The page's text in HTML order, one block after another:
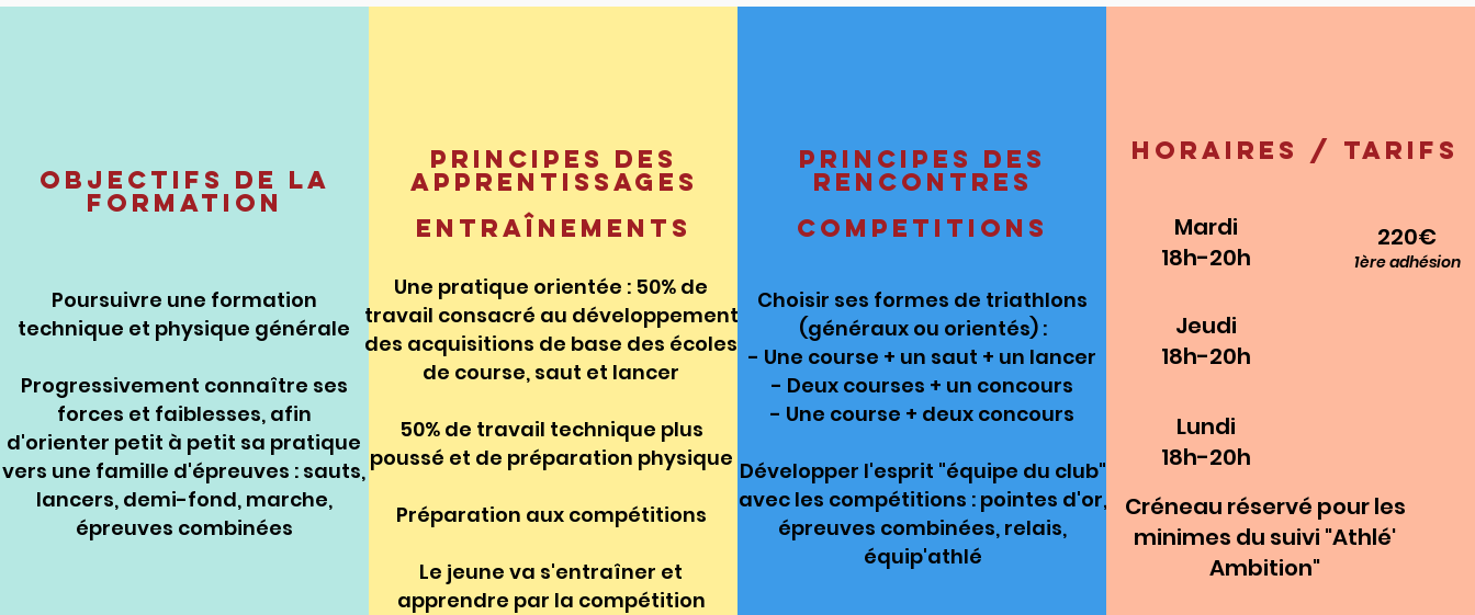
Objectifs de la
formation
Poursuivre une formation
technique et physique générale
Progressivement connaître ses
forces et faiblesses, afin
d'orienter petit à petit sa pratique
vers une famille d'épreuves : sauts,
lancers, demi-fond, marche,
épreuves combinées
principes des
apprentissages
Entraînements
Une pratique orientée : 50% de
travail consacré au développement
des acquisitions de base des écoles
de course, saut et lancer
50% de travail technique plus
poussé et de préparation physique
Préparation aux compétitions
Le jeune va s'entraîner et
apprendre par la compétition
Principes des
rencontres
competitions
Choisir ses formes de triathlons
(généraux ou orientés) :
- Une course + un saut + un lancer
- Deux courses + un concours
- Une course + deux concours
Développer l'esprit "équipe du club"
avec les compétitions : pointes d'or,
épreuves combinées, relais,
équip'athlé
Horaires / tarifs
Mardi
18h-20h
220€
1ère adhésion
Jeudi
18h-20h
Lundi
18h-20h
Créneau réservé pour les
minimes du suivi "Athlé'
Ambition"